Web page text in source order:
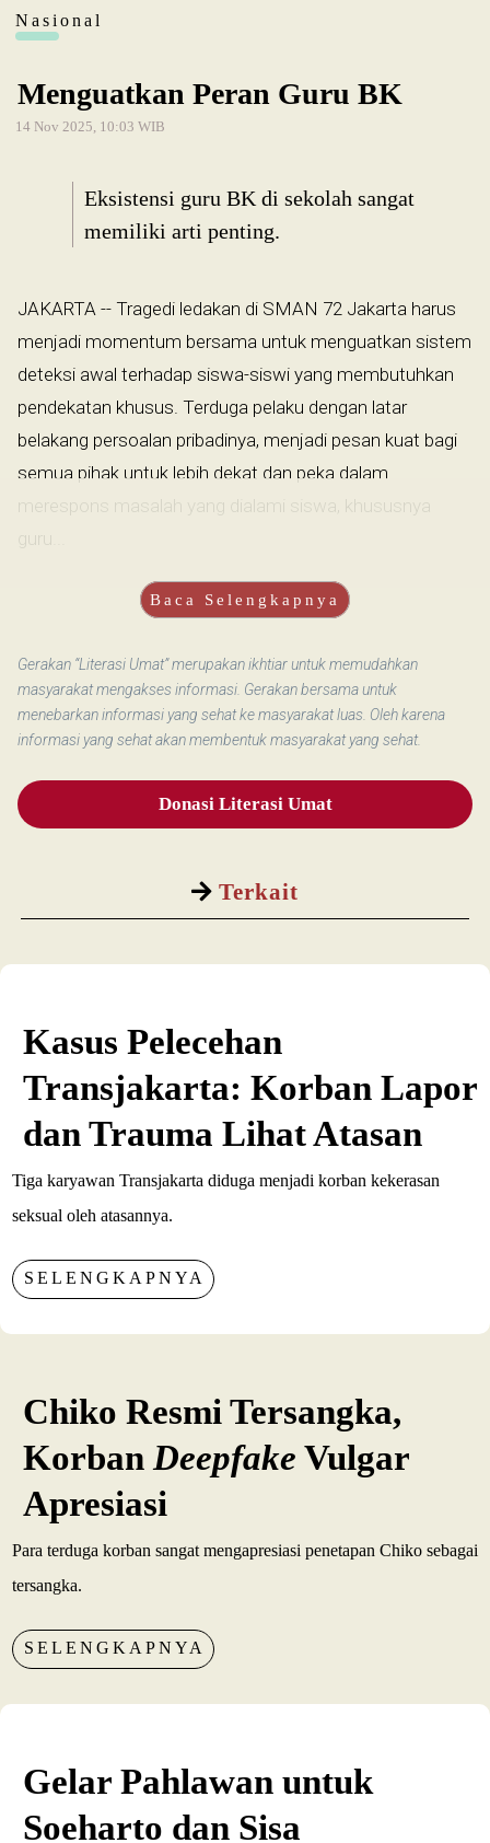
Terkait
Nasional
Menguatkan Peran Guru BK
14 Nov 2025, 10:03 WIB
Eksistensi guru BK di sekolah sangat
memiliki arti penting.
JAKARTA -- Tragedi ledakan di SMAN 72 Jakarta harus
menjadi momentum bersama untuk menguatkan sistem
deteksi awal terhadap siswa-siswi yang membutuhkan
pendekatan khusus. Terduga pelaku dengan latar
belakang persoalan pribadinya, menjadi pesan kuat bagi
semua pihak untuk lebih dekat dan peka dalam
merespons masalah yang dialami siswa, khususnya
guru...
Baca Selengkapnya
Gerakan “Literasi Umat” merupakan ikhtiar untuk memudahkan
masyarakat mengakses informasi. Gerakan bersama untuk
menebarkan informasi yang sehat ke masyarakat luas. Oleh karena
informasi yang sehat akan membentuk masyarakat yang sehat.
Donasi Literasi Umat
Kasus Pelecehan
Transjakarta: Korban Lapor
dan Trauma Lihat Atasan
Tiga karyawan Transjakarta diduga menjadi korban kekerasan
seksual oleh atasannya.
SELENGKAPNYA
Chiko Resmi Tersangka,
KorbanDeepfake Vulgar
Apresiasi
Para terduga korban sangat mengapresiasi penetapan Chiko sebagai
tersangka.
SELENGKAPNYA
Gelar Pahlawan untuk
Soeharto dan Sisa